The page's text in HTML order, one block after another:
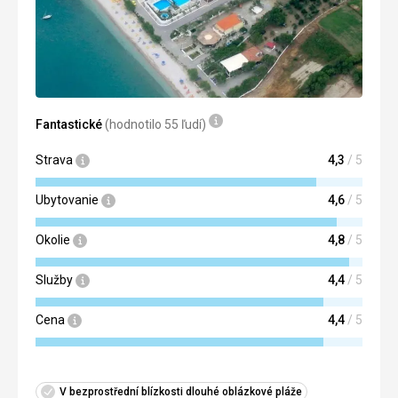
Google Translate
Fantastické(hodnotilo 55 ľudí)
Strava 4,3 / 5
Ubytovanie 4,6 / 5
Okolie 4,8 / 5
Služby 4,4 / 5
Cena 4,4 / 5
V bezprostřední blízkosti dlouhé oblázkové pláže